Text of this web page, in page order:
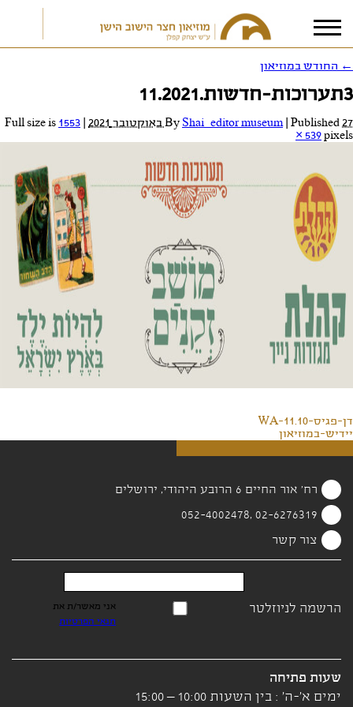
אני מאשר/ת את תנאי הפרטיות
← החודש במוזיאון
3תערוכות-חדשות.11.2021
By Shai_editor museum Published27 באוקטובר 2021
1553
× 539pixels
דן-פגיס-11.10-WA
יידיש-במוזיאון
רח' אור החיים 6 הרובע היהודי, ירושלים
02-6276319 ,052-4002478
צור קשר
הרשמה לניוזלטר
אני מאשר/ת את
תנאי הפרטיות
שעות פתיחה
ימים א'-ה' : בין השעות 10:00 – 15:00